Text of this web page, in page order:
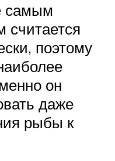
самым
считается
поэтому
он
даже
рыбы к